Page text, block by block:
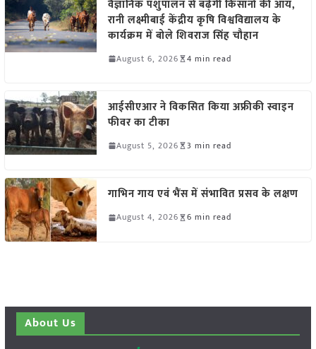
वैज्ञानिक पशुपालन से बढ़ेगी किसानों की आय,
रानी लक्ष्मीबाई केंद्रीय कृषि विश्वविद्यालय के
कार्यक्रम में बोले शिवराज सिंह चौहान
August 6, 2026 4 min read
आईसीएआर ने विकसित किया अफ्रीकी स्वाइन
फीवर का टीका
August 5, 2026 3 min read
गाभिन गाय एवं भैंस में संभावित प्रसव के लक्षण
August 4, 2026 6 min read
About Us